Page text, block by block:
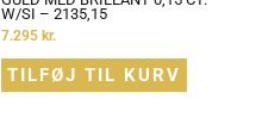
W/SI – 2135,15
7.295 kr.
TILFØJ TIL KURV